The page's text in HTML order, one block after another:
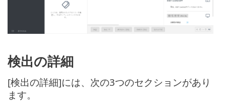
検出の詳細
[検出の詳細]には、次の3つのセクションがあり
ます。